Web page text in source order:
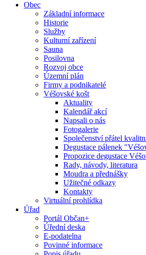
Obec
Základní informace
Historie
Služby
Kulturní zařízení
Sauna
Posilovna
Rozvoj obce
Územní plán
Firmy a podnikatelé
Véšovské košt
Aktuality
Kalendář akcí
Napsali o nás
Fotogalerie
Společenství přátel
Degustace pálenek
Propozice degustace
Rady, návody, literatura
Moudra a přednášky
Užitečné odkazy
Kontakty
Virtuální prohlídka
Úřad
Portál Občan+
Úřední deska
E-podatelna
Povinné informace